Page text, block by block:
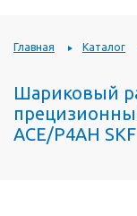
Главная Каталог
Шариковый
ACE/P4AH SKF